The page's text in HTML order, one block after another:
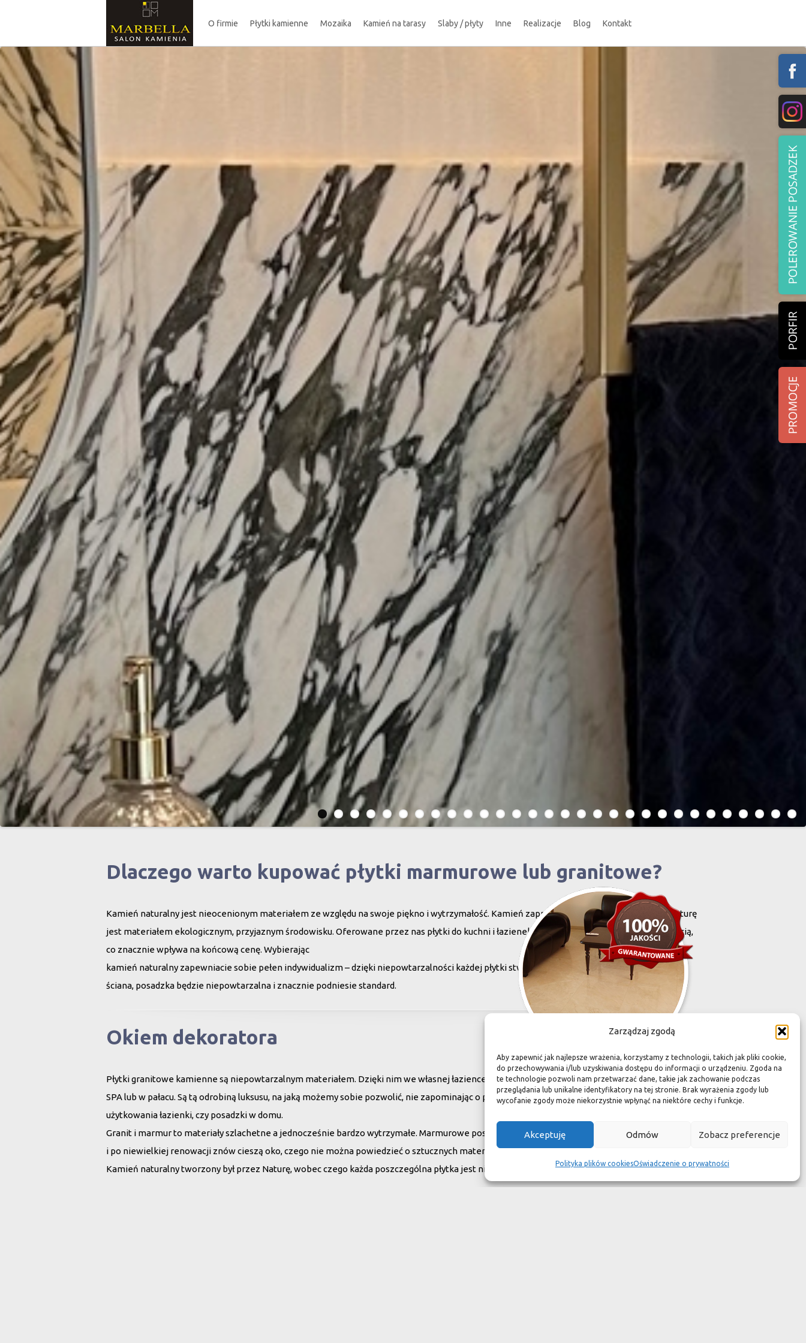
Zarządzaj zgodą
Aby zapewnić jak najlepsze wrażenia, korzystamy z technologii, takich jak pliki cookie,
do przechowywania i/lub uzyskiwania dostępu do informacji o urządzeniu. Zgoda na
te technologie pozwoli nam przetwarzać dane, takie jak zachowanie podczas
przeglądania lub unikalne identyfikatory na tej stronie. Brak wyrażenia zgody lub
wycofanie zgody może niekorzystnie wpłynąć na niektóre cechy i funkcje.
Akceptuję Odmów Zobacz preferencje
Polityka plików cookiesOświadczenie o prywatności
O firmie Płytki kamienne Mozaika Kamień na tarasy Slaby / płyty Inne Realizacje Blog Kontakt
Dlaczego warto kupować płytki marmurowe lub granitowe?
Kamień naturalny jest nieocenionym materiałem ze względu na swoje piękno i wytrzymałość. Kamień zaprojektowany i stworzony przez naturę
jest materiałem ekologicznym, przyjaznym środowisku. Oferowane przez nas płytki do kuchni i łazienek charakteryzują się niewielką grubością,
co znacznie wpływa na końcową cenę. Wybierając
kamień naturalny zapewniacie sobie pełen indywidualizm – dzięki niepowtarzalności każdej płytki stworzona przez Was przestrzeń,
ściana, posadzka będzie niepowtarzalna i znacznie podniesie standard.
Okiem dekoratora
Płytki granitowe kamienne są niepowtarzalnym materiałem. Dzięki nim we własnej łazience możemy poczuć się jak w luksusowym
SPA lub w pałacu. Są tą odrobiną luksusu, na jaką możemy sobie pozwolić, nie zapominając o praktycznym aspekcie
użytkowania łazienki, czy posadzki w domu.
Granit i marmur to materiały szlachetne a jednocześnie bardzo wytrzymałe. Marmurowe posadzki w zamkach przetrwały wieki
i po niewielkiej renowacji znów cieszą oko, czego nie można powiedzieć o sztucznych materiałach, ich żywotność jest dużo krótsza.
Kamień naturalny tworzony był przez Naturę, wobec czego każda poszczególna płytka jest niepowtarzalnym dziełem sztuki."